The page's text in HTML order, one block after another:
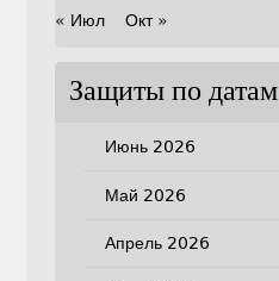
« Июл
Окт »
Защиты по датам
Июнь 2026
Май 2026
Апрель 2026